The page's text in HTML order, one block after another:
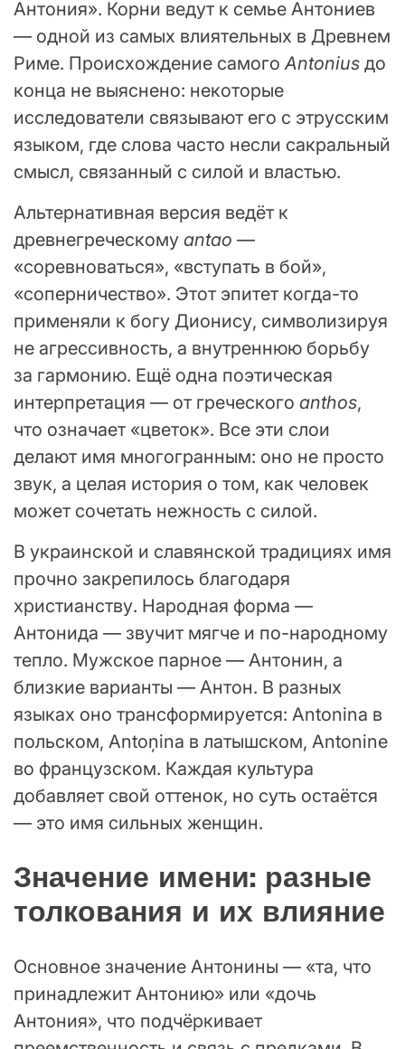
Антония». Корни ведут к семье Антониев
— одной из самых влиятельных в Древнем
Риме. Происхождение самого Antonius до
конца не выяснено: некоторые
исследователи связывают его с этрусским
языком, где слова часто несли сакральный
смысл, связанный с силой и властью.
Альтернативная версия ведёт к
древнегреческому antao —
«соревноваться», «вступать в бой»,
«соперничество». Этот эпитет когда-то
применяли к богу Дионису, символизируя
не агрессивность, а внутреннюю борьбу
за гармонию. Ещё одна поэтическая
интерпретация — от греческого anthos,
что означает «цветок». Все эти слои
делают имя многогранным: оно не просто
звук, а целая история о том, как человек
может сочетать нежность с силой.
В украинской и славянской традициях имя
прочно закрепилось благодаря
христианству. Народная форма —
Антонида — звучит мягче и по-народному
тепло. Мужское парное — Антонин, а
близкие варианты — Антон. В разных
языках оно трансформируется: Antonina в
польском, Antoņina в латышском, Antonine
во французском. Каждая культура
добавляет свой оттенок, но суть остаётся
— это имя сильных женщин.
Значение имени: разные
толкования и их влияние
Основное значение Антонины — «та, что
принадлежит Антонию» или «дочь
Антония», что подчёркивает